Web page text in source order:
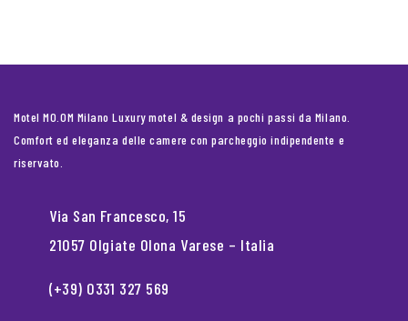
Motel MO.OM Milano Luxury motel & design a pochi passi da Milano.
Comfort ed eleganza delle camere con parcheggio indipendente e
riservato.
Via San Francesco, 15
21057 Olgiate Olona Varese – Italia
(+39) 0331 327 569